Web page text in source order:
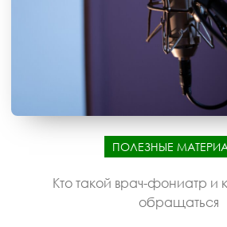
ПОЛЕЗНЫЕ
Кто такой врач-фониатр и
обращаться